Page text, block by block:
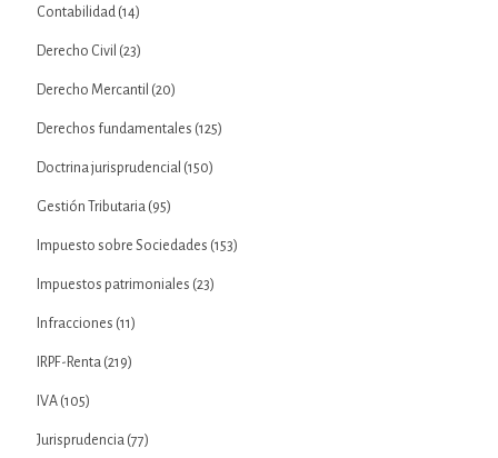
Contabilidad (14)
Derecho Civil (23)
Derecho Mercantil (20)
Derechos fundamentales (125)
Doctrina jurisprudencial (150)
Gestión Tributaria (95)
Impuesto sobre Sociedades (153)
Impuestos patrimoniales (23)
Infracciones (11)
IRPF-Renta (219)
IVA (105)
Jurisprudencia (77)